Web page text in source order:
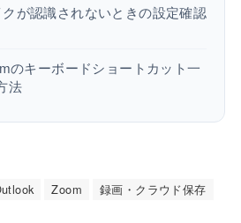
クが認識されないときの設定確認
のキーボードショートカット一
法
Zoom 録画・クラウド保存